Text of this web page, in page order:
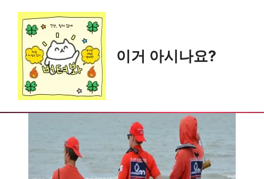
content
이거 아시나요?